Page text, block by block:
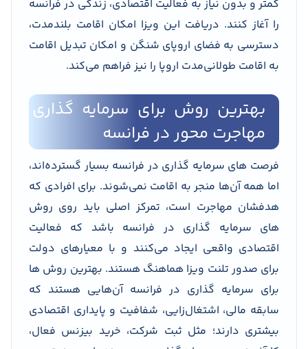
کمتر و بدون نیاز به فعالیت اقتصادی، زندگی در فرانسه
را آغاز کنند. دریافت این ویزا امکان اقامت بلندمدت،
دسترسی به فضای اروپای شنگن و امکان تبدیل اقامت
به اقامت طولانی‌مدت اروپا را نیز فراهم می‌کند.
بهترین روش برای سرمایه گذاری
مهاجرت محور در فرانسه
فرصت های سرمایه گذاری در فرانسه بسیار گسترده‌اند،
اما همه آن‌ها منجر به اقامت نمی‌شوند. برای افرادی که
هدفشان مهاجرت است، تمرکز اصلی باید روی روش
های سرمایه گذاری در فرانسه باشد که فعالیت
اقتصادی واقعی ایجاد می‌کنند و با معیارهای دولت
برای صدور تلنت ویزا هماهنگ هستند. بهترین روش ها
برای سرمایه گذاری در فرانسه آن‌هایی هستند که
سابقه مالی، اشتغال‌زایی، شفافیت و پایداری اقتصادی
بیشتری دارند؛ مثل ثبت شرکت، خرید بیزنس فعال،